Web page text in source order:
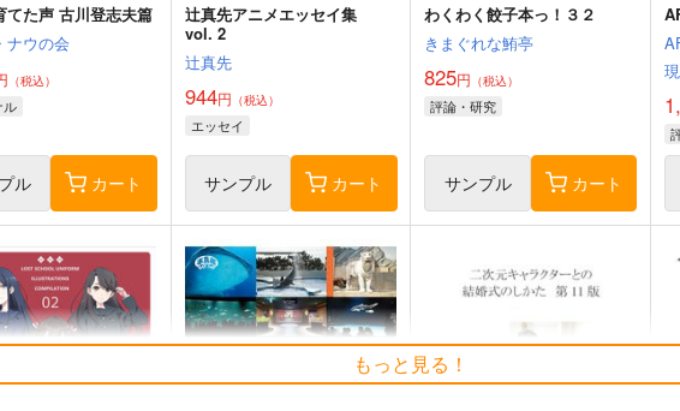
てた声 古川登志夫篇
ナウの会
（税込）
ル
ル カート
辻真先アニメエッセイ集
vol. 2
辻真先
944円 （税込）
エッセイ
サンプル カート
わくわく餃子本っ！３２
きまぐれな鮪亭
825円 （税込）
評論・研究
サンプル カート
もっと見る！